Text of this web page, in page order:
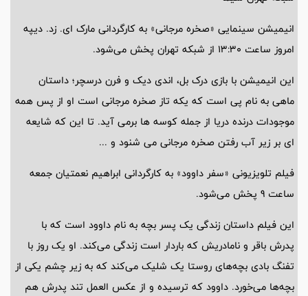
انیمیشن سینمایی «صخره مرجانی» به کارگردانی مارک ای. زد. دیپه
امروز ساعت 13:30 از شبکه تهران پخش می‌شود.
این انیمیشن با بازی درک بل، اندی دیک و فرن درسچر؛ داستان
ماهی به نام پی است که یکه تاز صخره مرجانی است او از پس همه
موجودات درنده دریا از جمله کوسه ها برمی آید. تا این که شایعه
ای بر زیر آب رفتن صخره مرجانی می شنود و ...
فیلم تلویزیونی «سفر داوود» به کارگردانی ابراهیم نعمتیان جمعه
ساعت 9 پخش می‌شود.
این فیلم داستان زندگی یک پسر بچه به نام داوود است که با
پدرش باقر و نامادریش که باردار است زندگی می‌کند. او یک روز با
تفنگ بادی بچه‌های روستا یک شلیک می‌کند که به زیر چشم یکی از
بچه‌ها می‌خورد. داوود که ترسیده و از عکس العمل تند پدرش هم